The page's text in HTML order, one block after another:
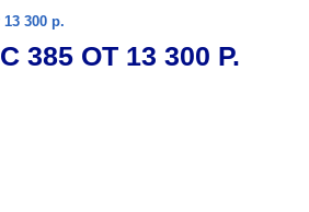
300 р.
385 ОТ 13 300 Р.